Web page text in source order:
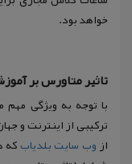
خواهد بود.
تاثیر متاورس بر
با توجه به ویژگی
ترکیبی از اینترنت و
ازوب سایت بلدیابکه